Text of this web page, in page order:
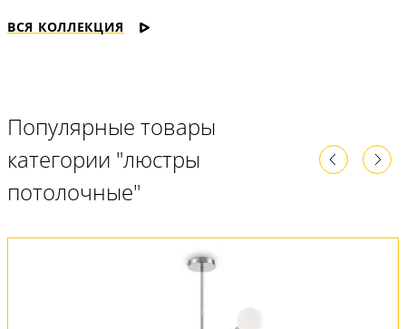
ВСЯ КОЛЛЕКЦИЯ
Популярные товары
категории "люстры
потолочные"